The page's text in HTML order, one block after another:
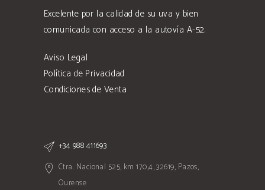
Excelente por la calidad de su uva y bien
comunicada con acceso a la autovía A-52.
Aviso Legal
Política de Privacidad
Condiciones de Venta
+34 988 411693
Ctra. Nacional 525, km 170,4, 32619, Pazos,
Ourense